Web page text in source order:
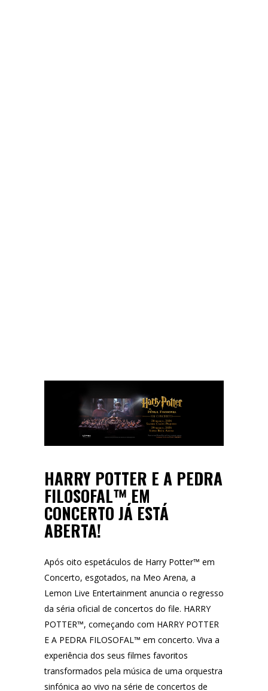
HARRY POTTER E A PEDRA
FILOSOFAL™ EM
CONCERTO JÁ ESTÁ
ABERTA!
Após oito espetáculos de Harry Potter™ em
Concerto, esgotados, na Meo Arena, a
Lemon Live Entertainment anuncia o regresso
da séria oficial de concertos do file. HARRY
POTTER™, começando com HARRY POTTER
E A PEDRA FILOSOFAL™ em concerto. Viva a
experiência dos seus filmes favoritos
transformados pela música de uma orquestra
sinfónica ao vivo na série de concertos de